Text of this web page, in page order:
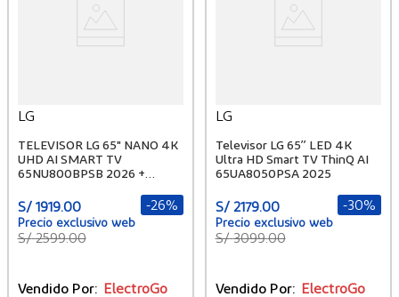
LG
TELEVISOR LG 65" NANO 4K
UHD AI SMART TV
65NU800BPSB 2026 +
S/ 1919.00 -26%
S/ 2599.00
Vendido Por: ElectroGo
LG
Televisor LG 65” LED 4K
Ultra HD Smart TV ThinQ AI
65UA8050PSA 2025
S/ 2179.00 -30%
S/ 3099.00
Vendido Por: ElectroGo